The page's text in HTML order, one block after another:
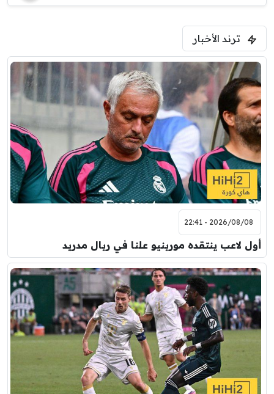
ترند الأخبار
2026/08/08 - 22:41
أول لاعب ينتقده مورينيو علنا في ريال مدريد